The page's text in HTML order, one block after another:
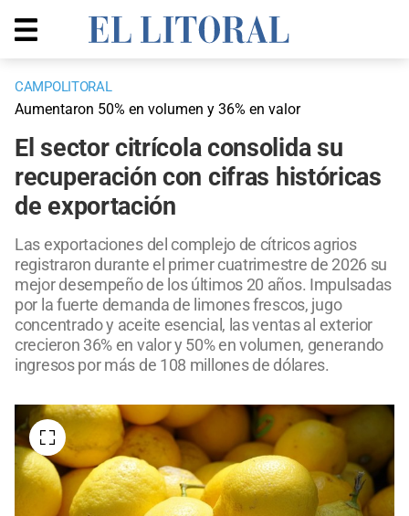
CAMPOLITORAL
Aumentaron 50% en volumen y 36% en valor
El sector citrícola consolida su
recuperación con cifras históricas
de exportación
Las exportaciones del complejo de cítricos agrios
registraron durante el primer cuatrimestre de 2026 su
mejor desempeño de los últimos 20 años. Impulsadas
por la fuerte demanda de limones frescos, jugo
concentrado y aceite esencial, las ventas al exterior
crecieron 36% en valor y 50% en volumen, generando
ingresos por más de 108 millones de dólares.